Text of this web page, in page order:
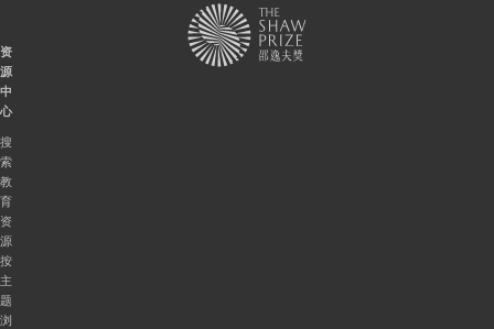
资
源
中
心
搜
索
教
育
资
源
按
主
题
浏